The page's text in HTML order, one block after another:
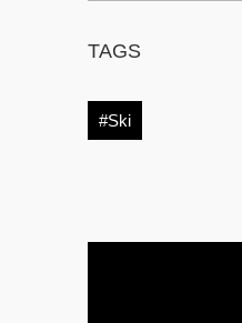
TAGS
#Ski